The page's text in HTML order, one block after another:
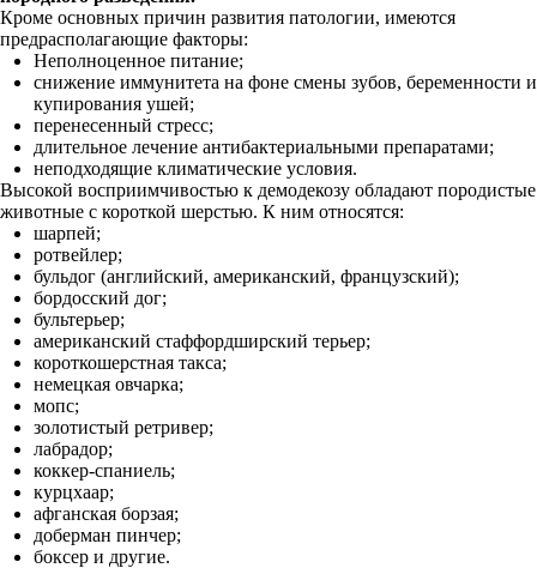
Кроме основных причин развития патологии, имеются
предрасполагающие факторы:
Неполноценное питание;
снижение иммунитета на фоне смены зубов, беременности и
купирования ушей;
перенесенный стресс;
длительное лечение антибактериальными препаратами;
неподходящие климатические условия.
Высокой восприимчивостью к демодекозу обладают породистые
животные с короткой шерстью. К ним относятся:
шарпей;
ротвейлер;
бульдог (английский, американский, французский);
бордосский дог;
бультерьер;
американский стаффордширский терьер;
короткошерстная такса;
немецкая овчарка;
мопс;
золотистый ретривер;
лабрадор;
коккер-спаниель;
курцхаар;
афганская борзая;
доберман пинчер;
боксер и другие.